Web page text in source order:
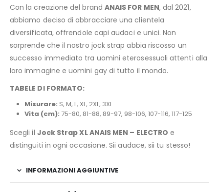
Con la creazione del brand ANAIS FOR MEN, dal 2021,
abbiamo deciso di abbracciare una clientela
diversificata, offrendole capi audaci e unici. Non
sorprende che il nostro jock strap abbia riscosso un
successo immediato tra uomini eterosessuali attenti alla
loro immagine e uomini gay di tutto il mondo.
TABELE DI FORMATO:
Misurare: S, M, L, XL, 2XL, 3XL
Vita (cm): 75-80, 81-88, 89-97, 98-106, 107-116, 117-125
Scegli il Jock Strap XL ANAIS MEN – ELECTRO e
distinguiti in ogni occasione. Sii audace, sii tu stesso!
INFORMAZIONI AGGIUNTIVE